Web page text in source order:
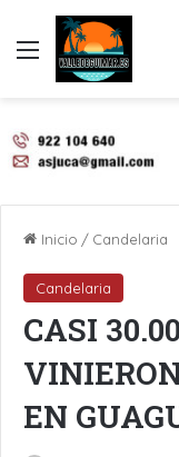
Menú
Inicio / Candelaria
Candelaria
CASI
EN